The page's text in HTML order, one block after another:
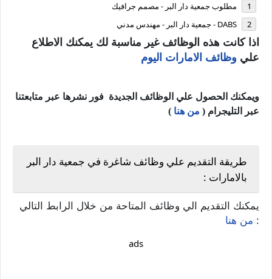
مطلوب جمعية دار البر - مصمم جرافيك
DABS - جمعية دار البر - مهندس مدني
اذا كانت هذه الوظائف غير مناسبة لك يمكنك الاطلاع
علي وظائف الامارات اليوم
ويمكنك الحصول علي الوظائف الجديدة فور نشرها عبر متابعتنا
عبر التليجرام ( من هنا )
طريقة التقديم علي وظائف شاغرة في جمعية دار البر
بالامارات :
يمكنك التقديم الي وظائف المتاحة من خلال الرابط التالي
: من هنا
ads